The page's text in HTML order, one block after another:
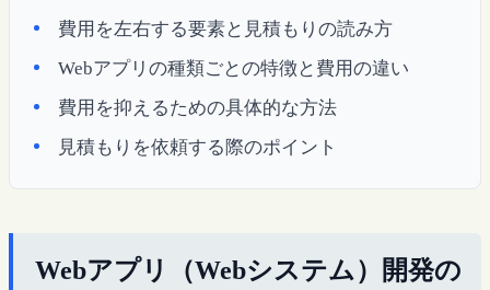
費用を左右する要素と見積もりの読み方
Webアプリの種類ごとの特徴と費用の違い
費用を抑えるための具体的な方法
見積もりを依頼する際のポイント
Webアプリ（Webシステム）開発の